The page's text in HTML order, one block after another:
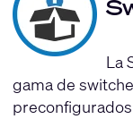
La
gama de